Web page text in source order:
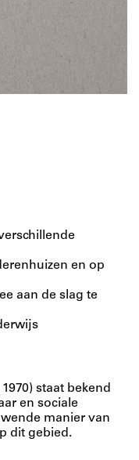
en op
aan de slag te
staat bekend
en sociale
manier van
dit gebied.